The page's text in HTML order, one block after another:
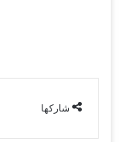
شاركها